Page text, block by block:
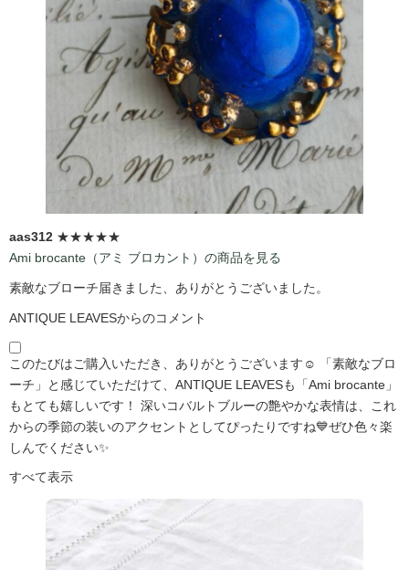
aas312 ★★★★★
Ami brocante（アミ ブロカント）の商品を見る
素敵なブローチ届きました、ありがとうございました。
ANTIQUE LEAVESからのコメント
このたびはご購入いただき、ありがとうございます☺️ 「素敵なブロ
ーチ」と感じていただけて、ANTIQUE LEAVESも「Ami brocante」
もとても嬉しいです！ 深いコバルトブルーの艶やかな表情は、これ
からの季節の装いのアクセントとしてぴったりですね💙ぜひ色々楽
しんでください✨
すべて表示